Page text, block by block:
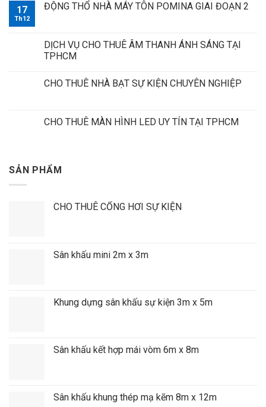
17
Th12
ĐỘNG THỔ NHÀ MÁY TÔN POMINA GIAI ĐOẠN 2
DỊCH VỤ CHO THUÊ ÂM THANH ÁNH SÁNG TẠI
TPHCM
CHO THUÊ NHÀ BẠT SỰ KIỆN CHUYÊN NGHIỆP
CHO THUÊ MÀN HÌNH LED UY TÍN TẠI TPHCM
SẢN PHẨM
CHO THUÊ CỔNG HƠI SỰ KIỆN
Sân khấu mini 2m x 3m
Khung dựng sân khấu sự kiện 3m x 5m
Sân khấu kết hợp mái vòm 6m x 8m
Sân khấu khung thép mạ kẽm 8m x 12m